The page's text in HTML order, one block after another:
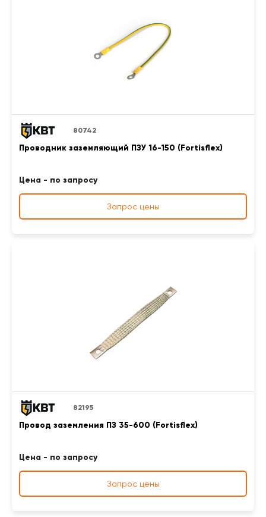
80742
Проводник заземляющий ПЗУ 16-150 (Fortisflex)
Цена - по запросу
Запрос цены
82195
Провод заземления ПЗ 35-600 (Fortisflex)
Цена - по запросу
Запрос цены